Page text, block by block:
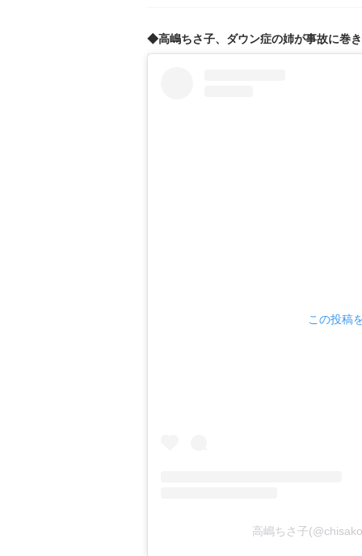
◆高嶋ちさ子、ダウン症の姉が事故に巻
この投稿
高嶋ちさ子